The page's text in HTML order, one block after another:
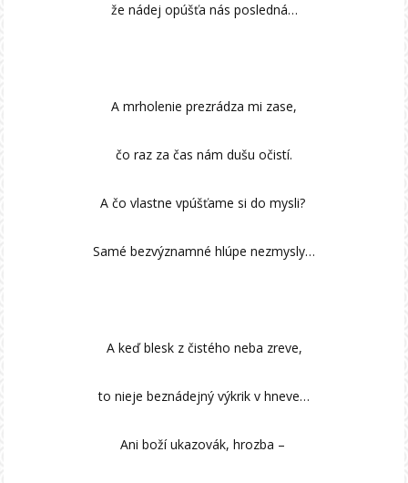
že nádej opúšťa nás posledná…
A mrholenie prezrádza mi zase,
čo raz za čas nám dušu očistí.
A čo vlastne vpúšťame si do mysli?
Samé bezvýznamné hlúpe nezmysly…
A keď blesk z čistého neba zreve,
to nieje beznádejný výkrik v hneve…
Ani boží ukazovák, hrozba –